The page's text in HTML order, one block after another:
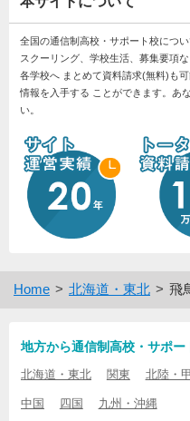
全国の通信制高校・サポート校につ
スクーリング、学校生活、募集要項
各学校へ まとめて資料請求(無料)も
情報を入手する ことができます。あ
い。
Home 北海道・東北 飛
地方から通信制高校・サポー
北海道・東北 関東 北陸・
中国 四国 九州・沖縄